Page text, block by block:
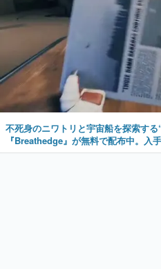
不死身のニワトリと宇宙船を探索す
『Breathedge』が無料で配布中。入